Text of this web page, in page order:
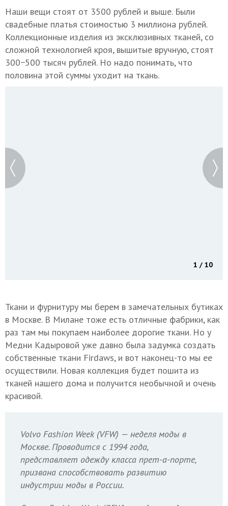
Наши вещи стоят от 3500 рублей и выше. Были
свадебные платья стоимостью 3 миллиона рублей.
Коллекционные изделия из эксклюзивных тканей, со
сложной технологией кроя, вышитые вручную, стоят
300−500 тысяч рублей. Но надо понимать, что
половина этой суммы уходит на ткань.
1 / 10
Ткани и фурнитуру мы берем в замечательных бутиках
в Москве. В Милане тоже есть отличные фабрики, как
раз там мы покупаем наиболее дорогие ткани. Но у
Медни Кадыровой уже давно была задумка создать
собственные ткани Firdaws, и вот наконец-то мы ее
осуществили. Новая коллекция будет пошита из
тканей нашего дома и получится необычной и очень
красивой.
Volvo Fashion Week (VFW) — неделя моды в
Москве. Проводится с 1994 года,
представляет одежду класса прет-а-порте,
призвана способствовать развитию
индустрии моды в России.